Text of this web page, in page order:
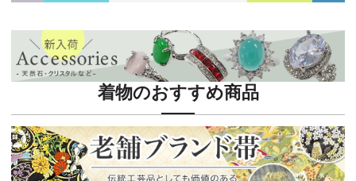
着物のおすすめ商品